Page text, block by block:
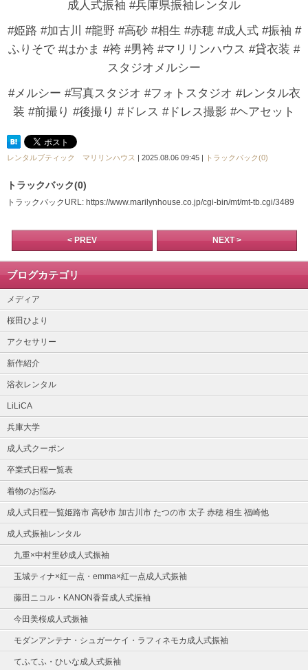
成人式振袖 #兵庫県振袖レンタル
#姫路 #加古川 #龍野 #高砂 #相生 #赤穂 #成人式 #振袖 #
ふりそで #はかま #袴 #男袴 #マリリンハウス #貸衣装 #
スタジオメルシー
#メルシー #写真スタジオ #フォトスタジオ #レンタル衣
装 #前撮り #後撮り #ドレス #ドレス撮影 #ヘアセット
レンタルブティック マリリンハウス | 2025.08.06 09:45 | トラックバック(0)
トラックバック(0)
トラックバックURL: https://www.marilynhouse.co.jp/cgi-bin/mt/mt-tb.cgi/3489
< PREV NEXT >
ブログカテゴリ
メディア
桜田ひより
アクセサリー
新作紹介
浴衣レンタル
LiLiCA
兵庫大学
成人式クーポン
卒業式日程一覧表
着物のお悩み
成人式日程一覧姫路市 高砂市 加古川市 たつの市 太子 赤穂 相生 福崎他
成人式振袖レンタル
九重×中村里砂成人式振袖
玉城ティナ×紅一点・emma×紅一点成人式振袖
藤田ニコル・KANON香音成人式振袖
今田美桜成人式振袖
モダンアンテナ・シュガーケイ・ラフィネモカ成人式振袖
てふてふ・ひいな成人式振袖